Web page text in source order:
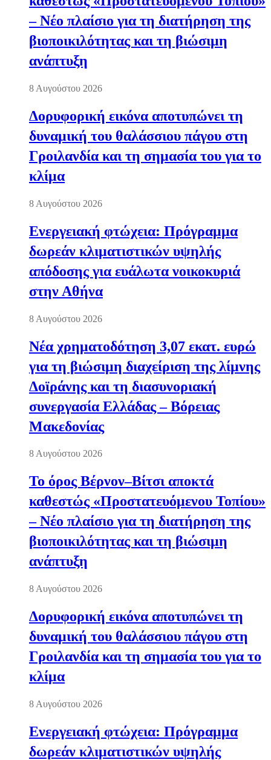
– Νέο πλαίσιο για τη διατήρηση της
βιοποικιλότητας και τη βιώσιμη
ανάπτυξη
8 Αυγούστου 2026
Δορυφορική εικόνα αποτυπώνει τη
δυναμική του θαλάσσιου πάγου στη
Γροιλανδία και τη σημασία του για το
κλίμα
8 Αυγούστου 2026
Ενεργειακή φτώχεια: Πρόγραμμα
δωρεάν κλιματιστικών υψηλής
απόδοσης για ευάλωτα νοικοκυριά
στην Αθήνα
8 Αυγούστου 2026
Νέα χρηματοδότηση 3,07 εκατ. ευρώ
για τη βιώσιμη διαχείριση της λίμνης
Δοϊράνης και τη διασυνοριακή
συνεργασία Ελλάδας – Βόρειας
Μακεδονίας
8 Αυγούστου 2026
Το όρος Βέρνον–Βίτσι αποκτά
καθεστώς «Προστατευόμενου Τοπίου»
– Νέο πλαίσιο για τη διατήρηση της
βιοποικιλότητας και τη βιώσιμη
ανάπτυξη
8 Αυγούστου 2026
Δορυφορική εικόνα αποτυπώνει τη
δυναμική του θαλάσσιου πάγου στη
Γροιλανδία και τη σημασία του για το
κλίμα
8 Αυγούστου 2026
Ενεργειακή φτώχεια: Πρόγραμμα
δωρεάν κλιματιστικών υψηλής